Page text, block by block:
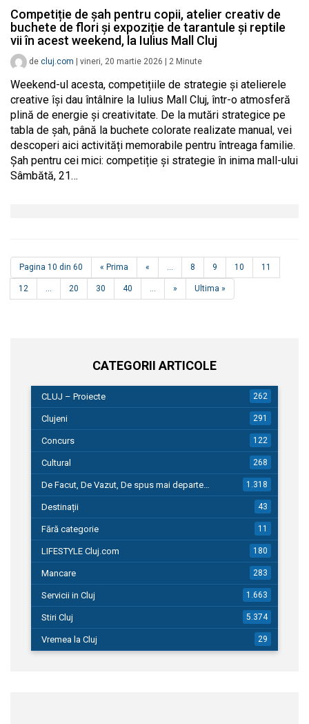
Competiție de șah pentru copii, atelier creativ de
buchete de flori și expoziție de tarantule și reptile
vii în acest weekend, la Iulius Mall Cluj
de cluj.com vineri, 20 martie 2026 2 Minute
Weekend-ul acesta, competițiile de strategie și atelierele
creative își dau întâlnire la Iulius Mall Cluj, într-o atmosferă
plină de energie și creativitate. De la mutări strategice pe
tabla de șah, până la buchete colorate realizate manual, vei
descoperi aici activități memorabile pentru întreaga familie.
Șah pentru cei mici: competiție și strategie în inima mall-ului
Sâmbătă, 21…
Pagina 10 din 60 « Prima « ... 8 9 10 11
12 ... 20 30 40 ... » Ultima »
CATEGORII ARTICOLE
CLUJ – Proiecte 262
Clujeni 291
Concurs 122
Cultural 268
De Facut, De Vazut, De spus mai departe… 1.318
Destinații 43
Fără categorie 11
LIFESTYLE Cluj.com 180
Mancare 283
Servicii in Cluj 1.663
Stiri Cluj 5.374
Vremea la Cluj 29